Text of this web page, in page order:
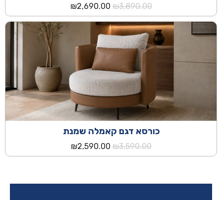
₪3,890.00
המחיר
המקורי
היה:
₪3,890.00.
₪2,690.00
הנוכחי
הוא:
₪2,690.00.
כורסא דגם קאמלה שמנת
₪3,590.00
המחיר
המקורי
₪2,590.00
הנוכחי